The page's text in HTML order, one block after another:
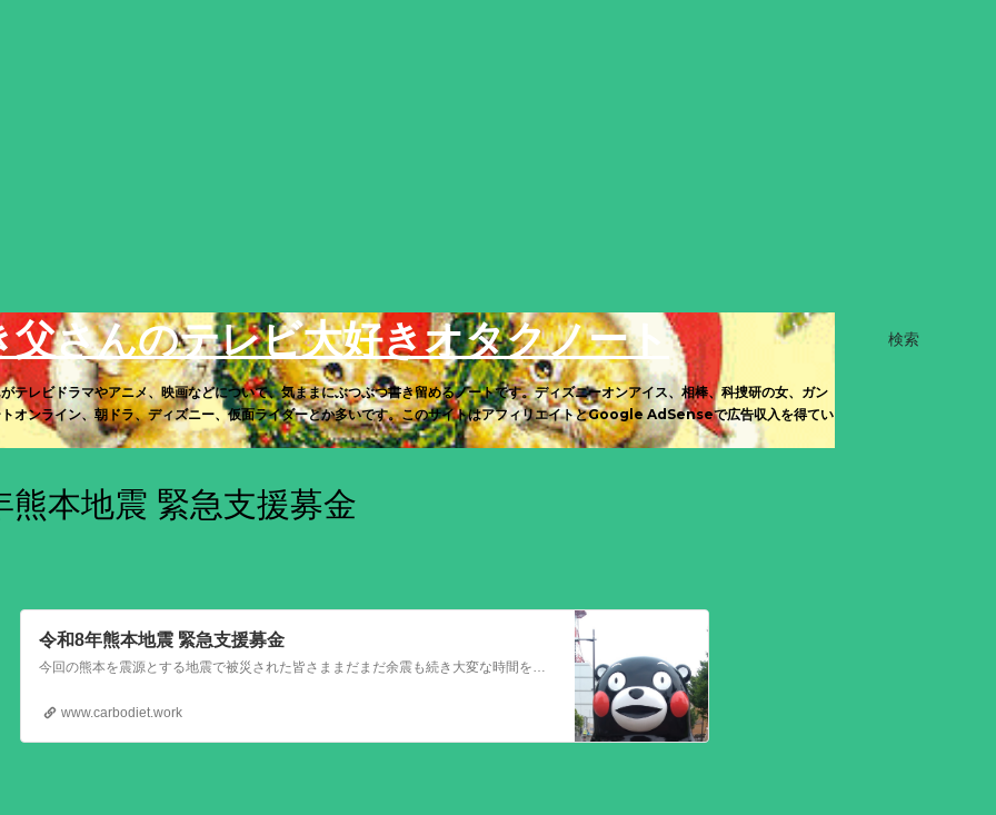
検索
父さんのテレビ大好きオタクノート
テレビドラマやアニメ、映画などについて、気ままにぶつぶつ書き留めるノートです。ディズニーオンアイス、相棒、科捜研の女、ガン
オンライン、朝ドラ、ディズニー、仮面ライダーとか多いです。このサイトはアフィリエイトとGoogle AdSenseで広告収入を得てい
熊本地震 緊急支援募金
令和8年熊本地震 緊急支援募金
今回の熊本を震源とする地震で被災された皆さままだまだ余震も続き大変な時間を過ごされていると思います。心よりお見舞い申し上げます
www.carbodiet.work